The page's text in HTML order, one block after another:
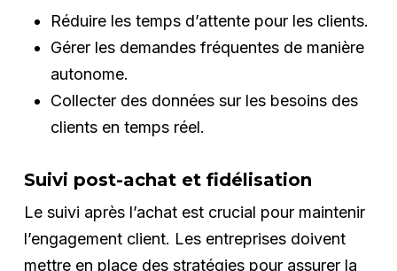
Réduire les temps d’attente pour les clients.
Gérer les demandes fréquentes de manière
autonome.
Collecter des données sur les besoins des
clients en temps réel.
Suivi post-achat et fidélisation
Le suivi après l’achat est crucial pour maintenir
l’engagement client. Les entreprises doivent
mettre en place des stratégies pour assurer la